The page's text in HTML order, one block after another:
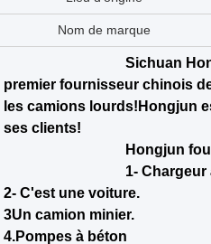
Le stock
Le paquet
Garantie
Condition